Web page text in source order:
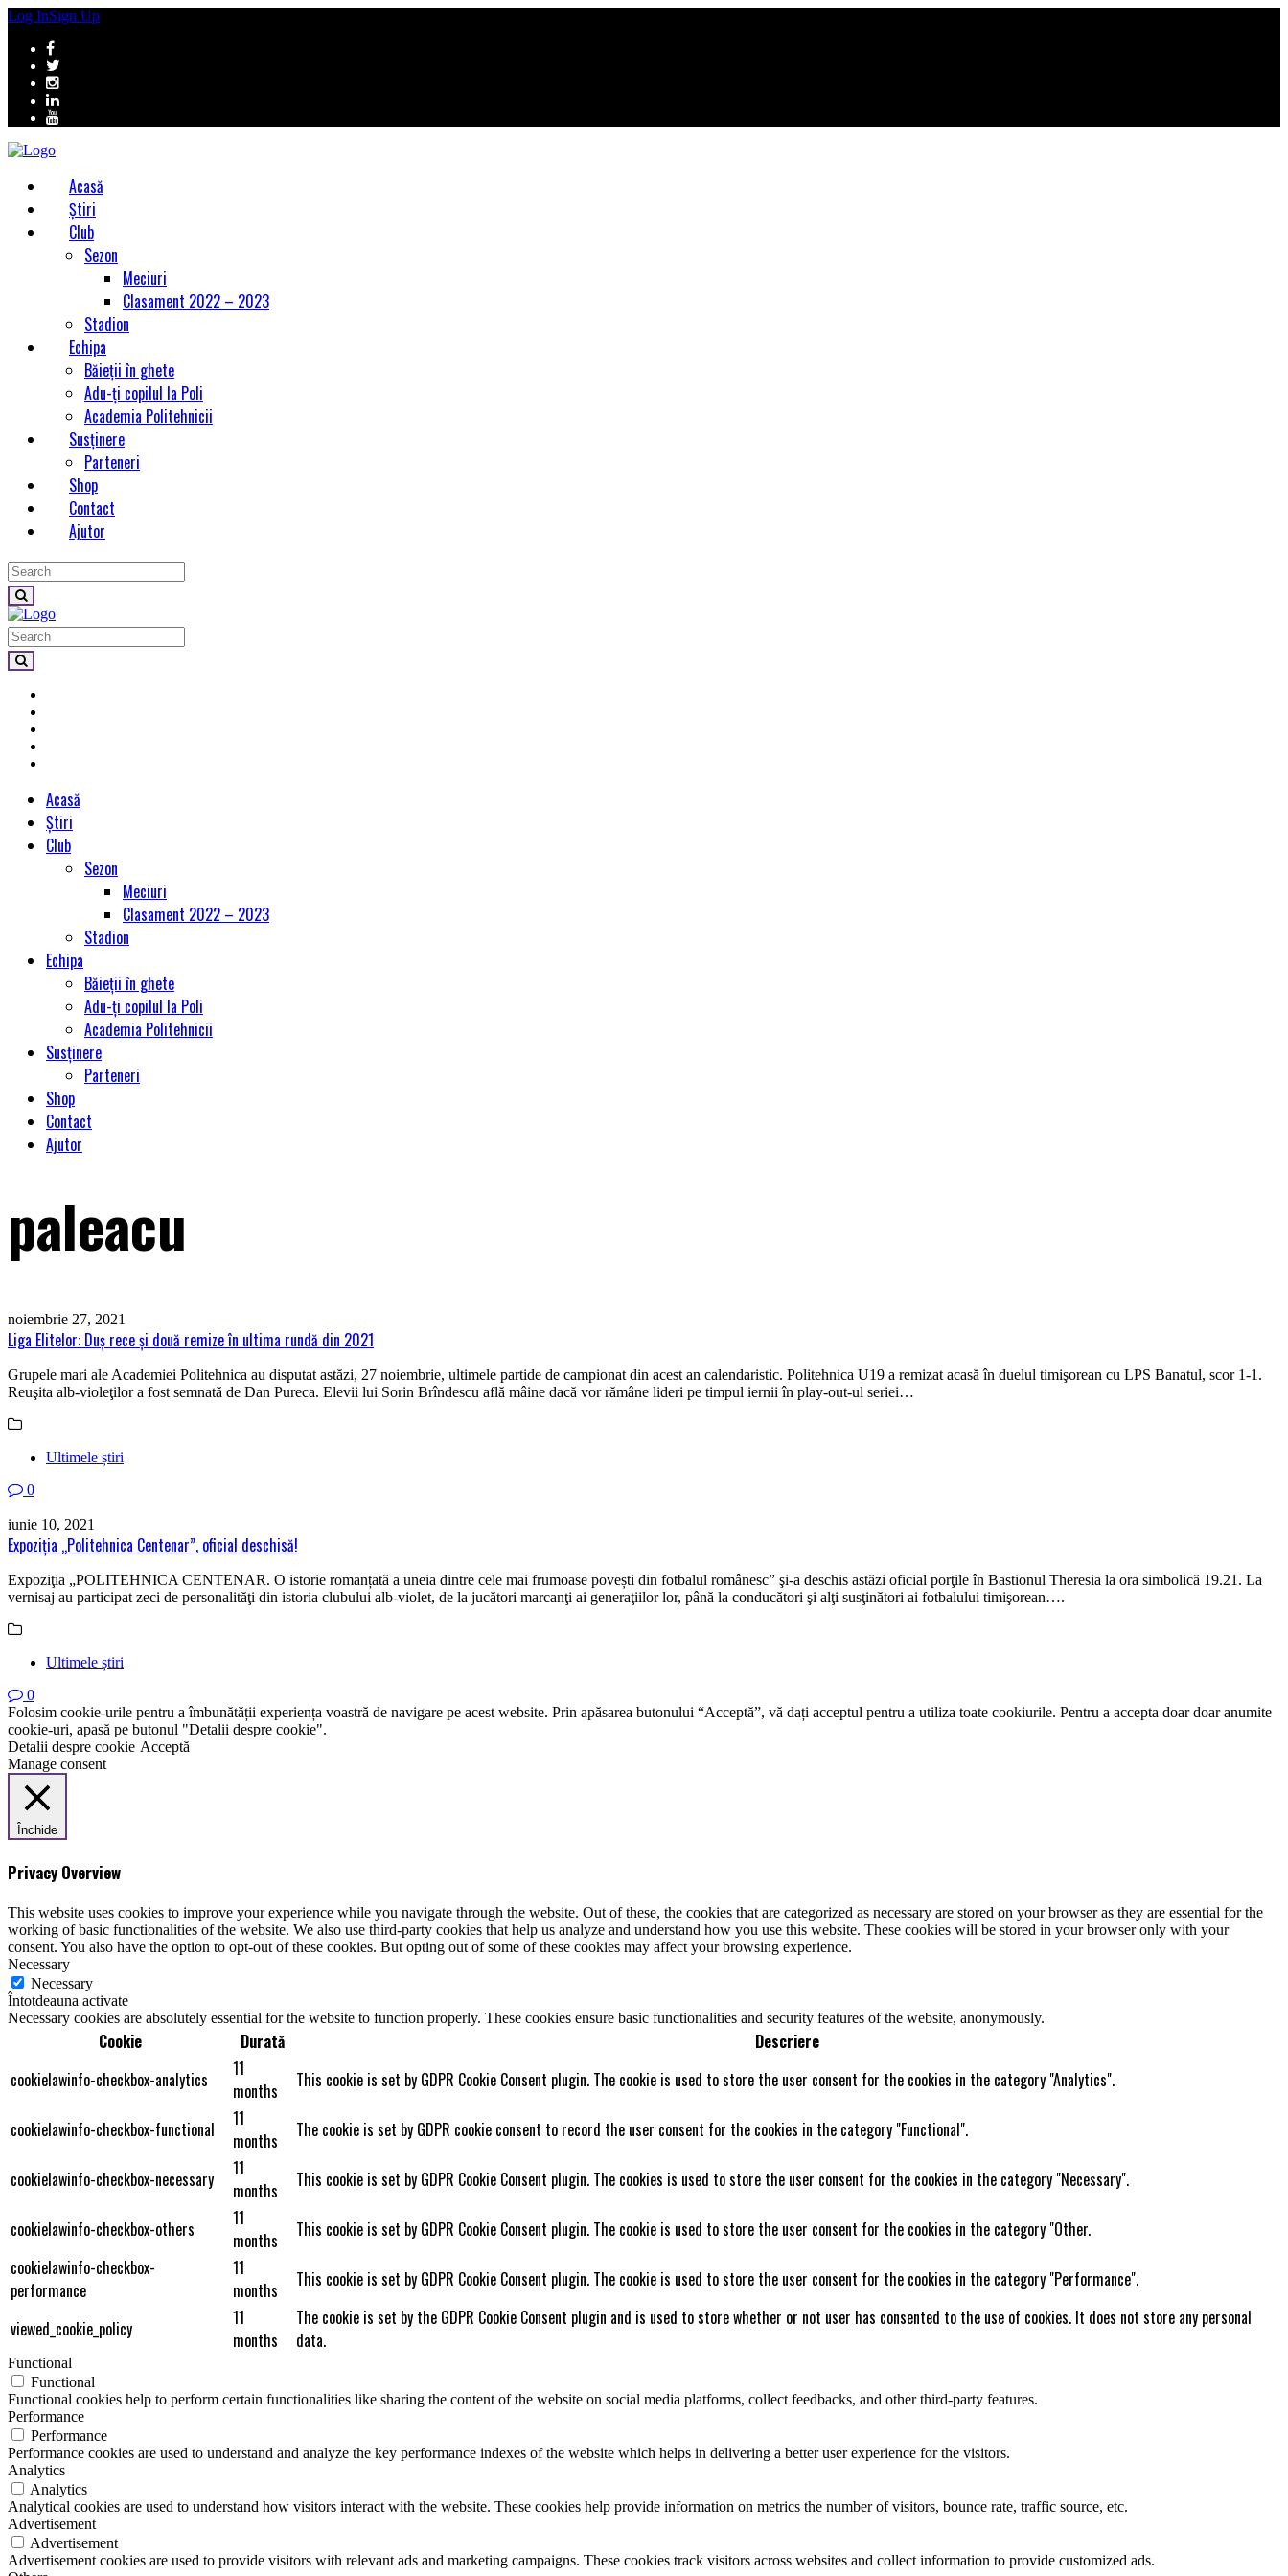
Log InSign Up
Acasă
Știri
Club
Sezon
Meciuri
Clasament 2022 – 2023
Stadion
Echipa
Băieții în ghete
Adu-ți copilul la Poli
Academia Politehnicii
Susținere
Parteneri
Shop
Contact
Ajutor
Acasă
Știri
Club
Sezon
Meciuri
Clasament 2022 – 2023
Stadion
Echipa
Băieții în ghete
Adu-ți copilul la Poli
Academia Politehnicii
Susținere
Parteneri
Shop
Contact
Ajutor
paleacu
noiembrie 27, 2021
Liga Elitelor: Duş rece şi două remize în ultima rundă din 2021
Grupele mari ale Academiei Politehnica au disputat astăzi, 27 noiembrie, ultimele partide de campionat din acest an calendaristic. Politehnica U19 a remizat acasă în duelul timişorean cu LPS Banatul, scor 1-1.
Reuşita alb-violeţilor a fost semnată de Dan Pureca. Elevii lui Sorin Brîndescu află mâine dacă vor rămâne lideri pe timpul iernii în play-out-ul seriei…
Ultimele știri
0
iunie 10, 2021
Expoziţia „Politehnica Centenar”, oficial deschisă!
Expoziţia „POLITEHNICA CENTENAR. O istorie romanțată a uneia dintre cele mai frumoase povești din fotbalul românesc” şi-a deschis astăzi oficial porţile în Bastionul Theresia la ora simbolică 19.21. La
vernisaj au participat zeci de personalităţi din istoria clubului alb-violet, de la jucători marcanţi ai generaţiilor lor, până la conducători şi alţi susţinători ai fotbalului timişorean….
Ultimele știri
0
Folosim cookie-urile pentru a îmbunătății experiența voastră de navigare pe acest website. Prin apăsarea butonului “Acceptă”, vă dați acceptul pentru a utiliza toate cookiurile. Pentru a accepta doar doar anumite
cookie-uri, apasă pe butonul "Detalii despre cookie".
Detalii despre cookie Acceptă
Manage consent
Închide
Privacy Overview
This website uses cookies to improve your experience while you navigate through the website. Out of these, the cookies that are categorized as necessary are stored on your browser as they are essential for the
working of basic functionalities of the website. We also use third-party cookies that help us analyze and understand how you use this website. These cookies will be stored in your browser only with your
consent. You also have the option to opt-out of these cookies. But opting out of some of these cookies may affect your browsing experience.
Necessary
Necessary
Întotdeauna activate
Necessary cookies are absolutely essential for the website to function properly. These cookies ensure basic functionalities and security features of the website, anonymously.
Cookie Durată
Descriere
cookielawinfo-checkbox-analytics
11
months
This cookie is set by GDPR Cookie Consent plugin. The cookie is used to store the user consent for the cookies in the category "Analytics".
cookielawinfo-checkbox-functional
11
months
The cookie is set by GDPR cookie consent to record the user consent for the cookies in the category "Functional".
cookielawinfo-checkbox-necessary
11
months
This cookie is set by GDPR Cookie Consent plugin. The cookies is used to store the user consent for the cookies in the category "Necessary".
cookielawinfo-checkbox-others
11
months
This cookie is set by GDPR Cookie Consent plugin. The cookie is used to store the user consent for the cookies in the category "Other.
cookielawinfo-checkbox-
performance
11
months
This cookie is set by GDPR Cookie Consent plugin. The cookie is used to store the user consent for the cookies in the category "Performance".
viewed_cookie_policy
11
months
The cookie is set by the GDPR Cookie Consent plugin and is used to store whether or not user has consented to the use of cookies. It does not store any personal
data.
Functional
Functional
Functional cookies help to perform certain functionalities like sharing the content of the website on social media platforms, collect feedbacks, and other third-party features.
Performance
Performance
Performance cookies are used to understand and analyze the key performance indexes of the website which helps in delivering a better user experience for the visitors.
Analytics
Analytics
Analytical cookies are used to understand how visitors interact with the website. These cookies help provide information on metrics the number of visitors, bounce rate, traffic source, etc.
Advertisement
Advertisement
Advertisement cookies are used to provide visitors with relevant ads and marketing campaigns. These cookies track visitors across websites and collect information to provide customized ads.